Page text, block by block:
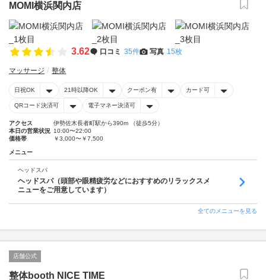
MOMI横浜関内店
3.62 口コミ 35件 写真 15枚
マッサージ 整体
日祝OK 21時以降OK クーポン有 カード可
QRコード決済可 電子マネー決済可
アクセス
伊勢佐木長者町駅から390m （徒歩5分）
本日の営業状況 10:00〜22:00
価格帯
￥3,000〜￥7,500
メニュー
ヘッドスパ
ヘッドスパ（頭部や眼精疲労などにおすすめのリラックスメ
ニューをご用意しています）
全てのメニューを見る
店舗公式
整体booth NICE TIME